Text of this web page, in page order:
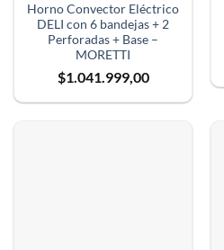
Horno Convector Eléctrico
DELI con 6 bandejas + 2
Perforadas + Base –
MORETTI
$1.041.999,00